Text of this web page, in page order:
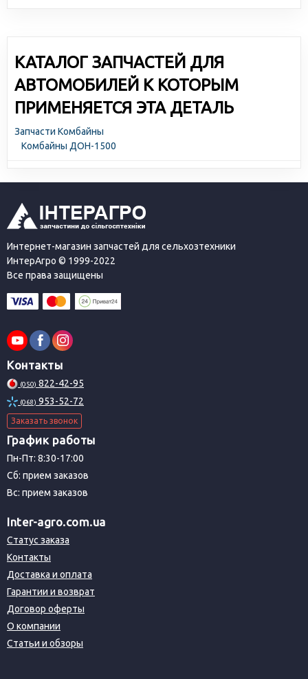
КАТАЛОГ ЗАПЧАСТЕЙ ДЛЯ
АВТОМОБИЛЕЙ К КОТОРЫМ
ПРИМЕНЯЕТСЯ ЭТА ДЕТАЛЬ
Запчасти Комбайны
Комбайны ДОН-1500
Интернет-магазин запчастей для сельхозтехники
ИнтерАгро © 1999-2022
Все права защищены
Контакты
(050) 822-42-95
(068) 953-52-72
Заказать звонок
График работы
Пн-Пт: 8:30-17:00
Сб: прием заказов
Вс: прием заказов
Inter-agro.com.ua
Статус заказа
Контакты
Доставка и оплата
Гарантии и возврат
Договор оферты
О компании
Статьи и обзоры